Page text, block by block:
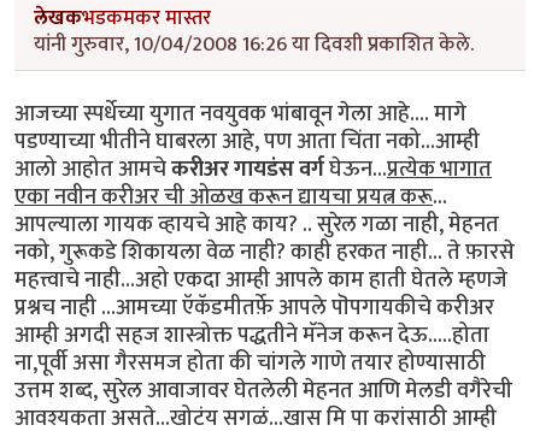
लेखकभडकमकर मास्तर
यांनी गुरुवार, 10/04/2008 16:26 या दिवशी प्रकाशित केले.
आजच्या स्पर्धेच्या युगात नवयुवक भांबावून गेला आहे.... मागे
पडण्याच्या भीतीने घाबरला आहे, पण आता चिंता नको...आम्ही
आलो आहोत आमचेकरीअर गायडंस वर्गघेऊन...प्रत्येक भागात
एका नवीन करीअर ची ओळख करून द्यायचा प्रयत्न करू...
आपल्याला गायक व्हायचे आहे काय? .. सुरेल गळा नाही, मेहनत
नको, गुरूकडे शिकायला वेळ नाही? काही हरकत नाही... ते फ़ारसे
महत्त्वाचे नाही...अहो एकदा आम्ही आपले काम हाती घेतले म्हणजे
प्रश्नच नाही ...आमच्या ऍकॅडमीतर्फ़े आपले पॊपगायकीचे करीअर
आम्ही अगदी सहज शास्त्रोक्त पद्धतीने मॅनेज करून देऊ.....होता
ना,पूर्वी असा गैरसमज होता की चांगले गाणे तयार होण्यासाठी
उत्तम शब्द, सुरेल आवाजावर घेतलेली मेहनत आणि मेलडी वगैरेची
आवश्यकता असते...खोटंय सगळं...खास मि पा करांसाठी आम्ही